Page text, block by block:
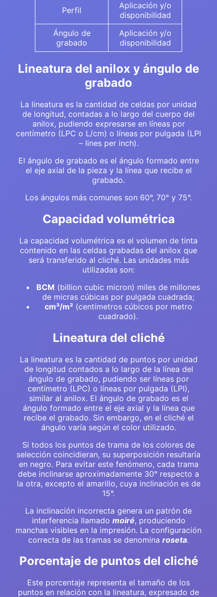
Perfil
Aplicación y/o
disponibilidad
Ángulo de
grabado
Aplicación y/o
disponibilidad
Lineatura del anilox y ángulo de
grabado
La lineatura es la cantidad de celdas por unidad
de longitud, contadas a lo largo del cuerpo del
anilox, pudiendo expresarse en líneas por
centímetro (LPC o L/cm) o líneas por pulgada (LPI
– lines per inch).
El ángulo de grabado es el ángulo formado entre
el eje axial de la pieza y la línea que recibe el
grabado.
Los ángulos más comunes son 60°, 70° y 75°.
Capacidad volumétrica
La capacidad volumétrica es el volumen de tinta
contenido en las celdas grabadas del anilox que
será transferido al cliché. Las unidades más
utilizadas son:
BCM (billion cubic micron) miles de millones
de micras cúbicas por pulgada cuadrada;
cm³/m²(centímetros cúbicos por metro
cuadrado).
Lineatura del cliché
La lineatura es la cantidad de puntos por unidad
de longitud contados a lo largo de la línea del
ángulo de grabado, pudiendo ser líneas por
centímetro (LPC) o líneas por pulgada (LPI),
similar al anilox. El ángulo de grabado es el
ángulo formado entre el eje axial y la línea que
recibe el grabado. Sin embargo, en el cliché el
ángulo varía según el color utilizado.
Si todos los puntos de trama de los colores de
selección coincidieran, su superposición resultaría
en negro. Para evitar este fenómeno, cada trama
debe inclinarse aproximadamente 30° respecto a
la otra, excepto el amarillo, cuya inclinación es de
15°.
La inclinación incorrecta genera un patrón de
interferencia llamado moiré, produciendo
manchas visibles en la impresión. La configuración
correcta de las tramas se denomina roseta.
Porcentaje de puntos del cliché
Este porcentaje representa el tamaño de los
puntos en relación con la lineatura, expresado de